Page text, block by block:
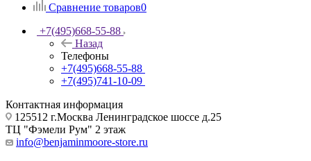
Сравнение товаров0
+7(495)668-55-88
Назад
Телефоны
+7(495)668-55-88
+7(495)741-10-09
Контактная информация
125512 г.Москва Ленинградское шоссе д.25
ТЦ "Фэмели Рум" 2 этаж
info@benjaminmoore-store.ru